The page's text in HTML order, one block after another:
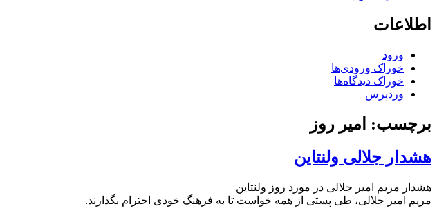
اطلاعات
ورود
خوراک ورودی‌ها
خوراک دیدگاه‌ها
وردپرس
برچسب: امیر روز
هشدار جلالی ولنتاین
هشدار مریم امیر جلالی در مورد روز ولنتاین
مریم امیر جلالی، طی پستی از همه خواست تا به فرهنگ خودی احترام بگذارند.